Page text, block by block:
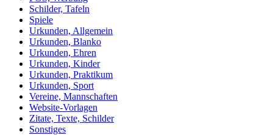
Schilder, Tafeln
Spiele
Urkunden, Allgemein
Urkunden, Blanko
Urkunden, Ehren
Urkunden, Kinder
Urkunden, Praktikum
Urkunden, Sport
Vereine, Mannschaften
Website-Vorlagen
Zitate, Texte, Schilder
Sonstiges